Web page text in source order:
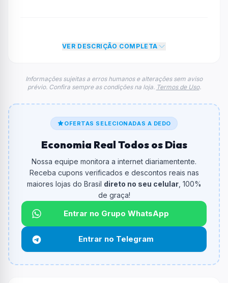
informações sobre restrição de teto máximo para esse
cupom.
O código éAFILIADOS10.
De quanto é o desconto?
Qual é o valor minimo de compra?
O valor minimo de compra é R$ 199,00.
Qual é o desconto máximo?
Não informado ou sem limite.
Funciona em qualquer produto?
Não necessariamente. Depende de itens participantes
e alguns vendedores ou produtos especificos podem
VER DESCRIÇÃO COMPLETA
Informações sujeitas a erros humanos e alterações sem aviso
prévio. Confira sempre as condições na loja. Termos de Uso.
OFERTAS SELECIONADAS A DEDO
Economia Real Todos os Dias
Nossa equipe monitora a internet diariamentente.
Receba cupons verificados e descontos reais nas
maiores lojas do Brasil direto no seu celular, 100%
de graça!
Entrar no Grupo WhatsApp
Entrar no Telegram